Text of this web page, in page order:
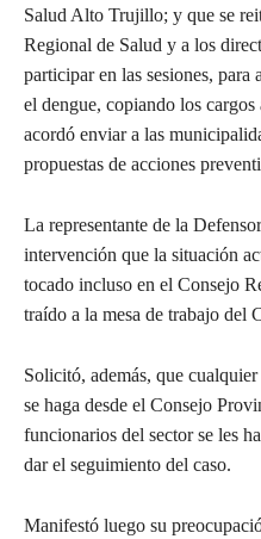
Salud Alto Trujillo; y que se
Regional de Salud y a los
participar en las sesiones, para
el dengue, copiando los
acordó enviar a las
propuestas de acciones
La representante de la
intervención que la situación
tocado incluso en el Consejo
traído a la mesa de trabajo del
Solicitó, además, que
se haga desde el Consejo
funcionarios del sector se les
dar el seguimiento del caso.
Manifestó luego su